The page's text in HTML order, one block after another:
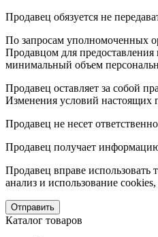
Продавец обязуется не
По запросам уполномоченных
Продавцом для
минимальный объем
Продавец оставляет за собой
Изменения условий настоящих
Продавец не несет
Продавец получает информацию
Продавец вправе
анализ и использование
Отправить
Каталог товаров